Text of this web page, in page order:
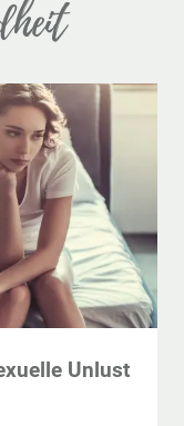
Unlust